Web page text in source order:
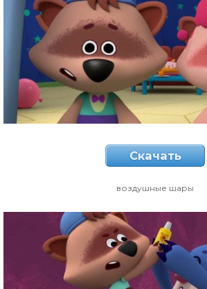
Скачать
воздушные шары